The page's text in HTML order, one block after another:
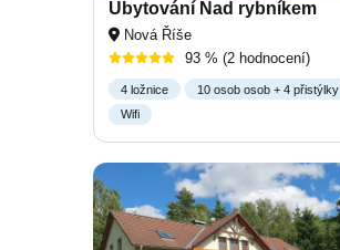
Ubytování Nad rybníkem
Nová Říše
93 % (2 hodnocení)
4 ložnice
10 osob osob + 4 přistýlky
Wifi